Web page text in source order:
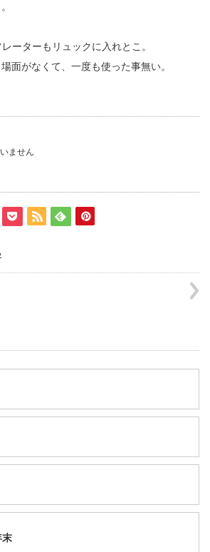
ーターもリュックに入れとこ。
面がなくて、一度も使った事無い。
ません